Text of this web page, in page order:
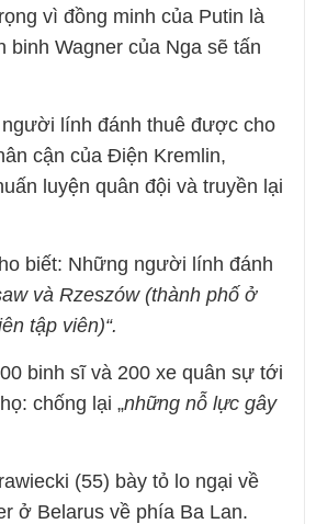
vì đồng minh của Putin là
binh Wagner của Nga sẽ tấn
lính đánh thuê được cho
cận của Điện Kremlin,
luyện quân đội và truyền lại
biết: Những người lính đánh
và Rzeszów (thành phố ở
tập viên)“.
binh sĩ và 200 xe quân sự tới
chống lại „những nỗ lực gây
(55) bày tỏ lo ngại về
ở Belarus về phía Ba Lan.